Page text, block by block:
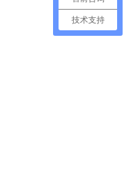
技术支持